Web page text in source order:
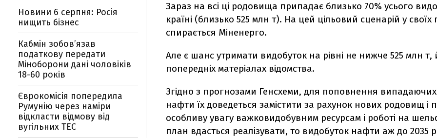
Зараз на всі ці родовища припадає близько 70% усього
країні (близько 525 млн т). На цей цільовий сценарій у своїх
спирається Міненерго.
Але є шанс утримати видобуток на рівні не нижче 525 млн т,
попередніх матеріалах відомства.
Згідно з прогнозами Генсхеми, для поповнення випадаючих
нафти їх доведеться замістити за рахунок нових родовищ і
особливу увагу важковидобувним ресурсам і роботі на
план вдасться реалізувати, то видобуток нафти аж до 2035
Новини 6 серпня: Росія
нищить бізнес
Кабмін зобовʼязав
податкову передати
Міноборони дані чоловіків
18-60 років
Єврокомісія попередила
Румунію через наміри
відкласти відмову від
вугільних ТЕС